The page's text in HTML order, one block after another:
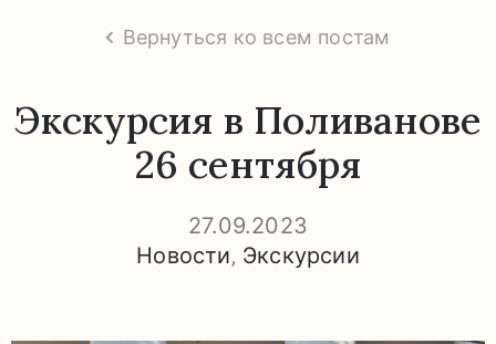
экскурсии
Вернуться ко всем постам
Экскурсия в Поливанове
26 сентября
27.09.2023
Новости‚ Экскурсии